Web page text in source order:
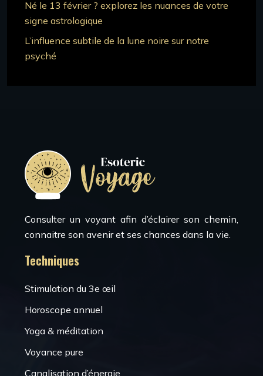
Né le 13 février ? explorez les nuances de votre
signe astrologique
L’influence subtile de la lune noire sur notre
psyché
Consulter un voyant afin d’éclairer son chemin,
connaitre son avenir et ses chances dans la vie.
Techniques
Stimulation du 3e œil
Horoscope annuel
Yoga & méditation
Voyance pure
Canalisation d’énergie